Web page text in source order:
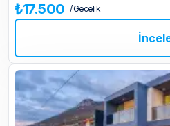
₺17.500 / Gecelik